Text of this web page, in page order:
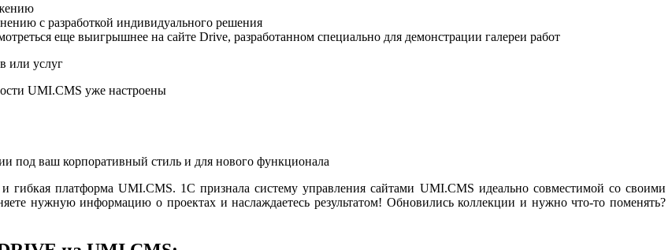
с разработкой индивидуального решения
еще выигрышнее на сайте Drive, разработанном специально для демонстрации галереи работ
или услуг
UMI.CMS уже настроены
под ваш корпоративный стиль и для нового функционала
гибкая платформа UMI.CMS. 1С признала систему управления сайтами UMI.CMS идеально совместимой со своими
нужную информацию о проектах и наслаждаетесь результатом! Обновились коллекции и нужно что-то поменять?